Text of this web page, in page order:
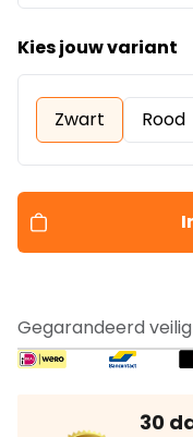
Kies jouw variant
Zwart Rood
Gegarandeerd
30